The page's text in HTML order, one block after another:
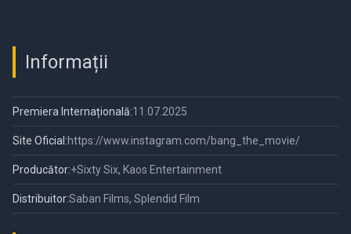
Informații
Premiera Internațională:11.07.2025
Site Oficial:https://www.instagram.com/bang_the_movie/
Producător:+Sixty Six, Kaos Entertainment
Distribuitor:Saban Films, Splendid Film